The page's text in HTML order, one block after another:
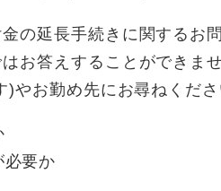
の延長手続きに関するお
お答えすることができま
やお勤め先にお尋ねくださ
必要か